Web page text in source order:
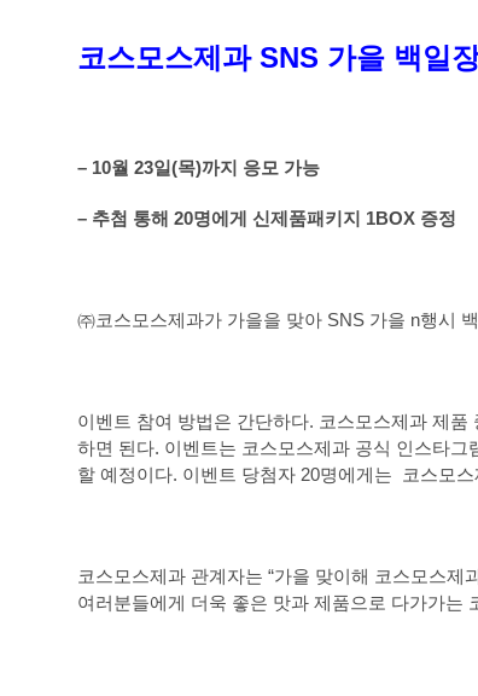
코스모스제과 SNS 가을 백일
– 10월 23일(목)까지 응모 가능
– 추첨 통해 20명에게 신제품패키지 1BOX 증정
㈜코스모스제과가 가을을 맞아 SNS 가을 n행시
이벤트 참여 방법은 간단하다. 코스모스제과 제
하면 된다. 이벤트는 코스모스제과 공식 인스타
할 예정이다. 이벤트 당첨자 20명에게는 코스모
코스모스제과 관계자는 “가을 맞이해 코스모스제
여러분들에게 더욱 좋은 맛과 제품으로 다가가는